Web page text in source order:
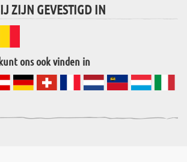
ZIJN GEVESTIGD IN
ons ook vinden in